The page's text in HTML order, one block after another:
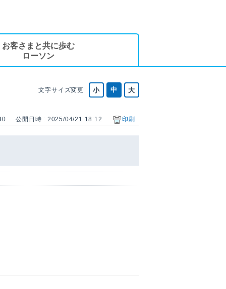
お客さまと共に歩む
ローソン
文字サイズ変更
公開日時 : 2025/04/21 18:12 印刷